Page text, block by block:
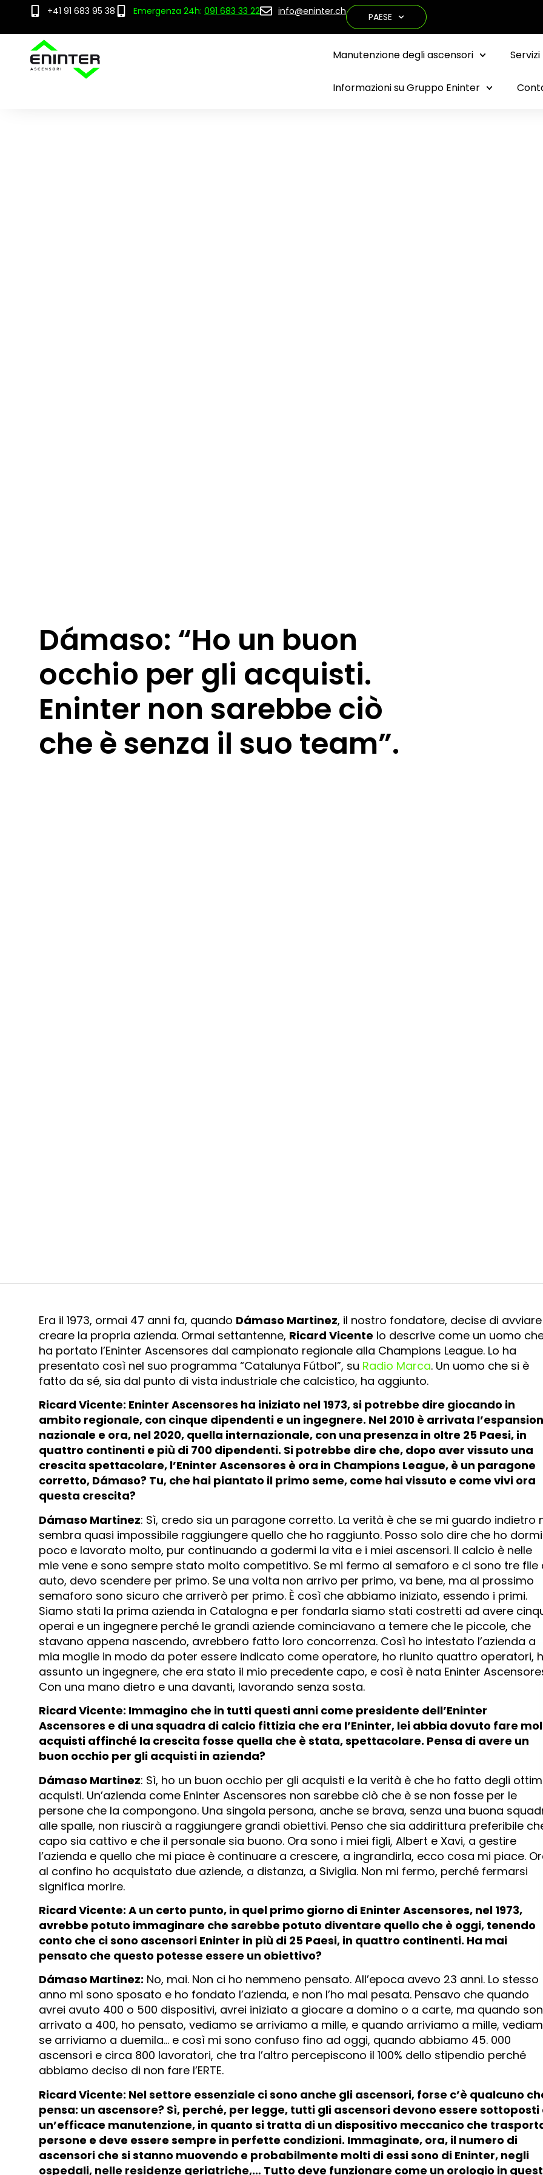
+41 91 683 95 38 Emergenza 24h: 091 683 33 22 info@eninter.ch PAESE
Manutenzione degli ascensori Servizi
Informazioni su Gruppo Eninter
Dámaso: “Ho un buon
occhio per gli acquisti.
Eninter non sarebbe ciò
che è senza il suo team”.
Era il 1973, ormai 47 anni fa, quando Dámaso Martinez, il nostro fondatore, decise di
creare la propria azienda. Ormai settantenne, Ricard Vicente lo descrive come un uomo
ha portato l’Eninter Ascensores dal campionato regionale alla Champions League. Lo ha
presentato così nel suo programma “Catalunya Fútbol”, su Radio Marca. Un uomo che si è
fatto da sé, sia dal punto di vista industriale che calcistico, ha aggiunto.
Ricard Vicente: Eninter Ascensores ha iniziato nel 1973, si potrebbe dire giocando in
ambito regionale, con cinque dipendenti e un ingegnere. Nel 2010 è arrivata
nazionale e ora, nel 2020, quella internazionale, con una presenza in oltre 25 Paesi, in
quattro continenti e più di 700 dipendenti. Si potrebbe dire che, dopo aver vissuto una
crescita spettacolare, l’Eninter Ascensores è ora in Champions League, è un paragone
corretto, Dámaso? Tu, che hai piantato il primo seme, come hai vissuto e come vivi ora
questa crescita?
Dámaso Martinez: Sì, credo sia un paragone corretto. La verità è che se mi guardo indietro
sembra quasi impossibile raggiungere quello che ho raggiunto. Posso solo dire che ho
poco e lavorato molto, pur continuando a godermi la vita e i miei ascensori. Il calcio è nelle
mie vene e sono sempre stato molto competitivo. Se mi fermo al semaforo e ci sono tre file
auto, devo scendere per primo. Se una volta non arrivo per primo, va bene, ma al prossimo
semaforo sono sicuro che arriverò per primo. È così che abbiamo iniziato, essendo i primi.
Siamo stati la prima azienda in Catalogna e per fondarla siamo stati costretti ad avere
operai e un ingegnere perché le grandi aziende cominciavano a temere che le piccole, che
stavano appena nascendo, avrebbero fatto loro concorrenza. Così ho intestato l’azienda a
mia moglie in modo da poter essere indicato come operatore, ho riunito quattro operatori,
assunto un ingegnere, che era stato il mio precedente capo, e così è nata Eninter
Con una mano dietro e una davanti, lavorando senza sosta.
Ricard Vicente: Immagino che in tutti questi anni come presidente dell’Eninter
Ascensores e di una squadra di calcio fittizia che era l’Eninter, lei abbia dovuto fare
acquisti affinché la crescita fosse quella che è stata, spettacolare. Pensa di avere un
buon occhio per gli acquisti in azienda?
Dámaso Martinez: Sì, ho un buon occhio per gli acquisti e la verità è che ho fatto degli
acquisti. Un’azienda come Eninter Ascensores non sarebbe ciò che è se non fosse per le
persone che la compongono. Una singola persona, anche se brava, senza una buona
alle spalle, non riuscirà a raggiungere grandi obiettivi. Penso che sia addirittura preferibile
capo sia cattivo e che il personale sia buono. Ora sono i miei figli, Albert e Xavi, a gestire
l’azienda e quello che mi piace è continuare a crescere, a ingrandirla, ecco cosa mi piace.
al confino ho acquistato due aziende, a distanza, a Siviglia. Non mi fermo, perché fermarsi
significa morire.
Ricard Vicente: A un certo punto, in quel primo giorno di Eninter Ascensores, nel 1973,
avrebbe potuto immaginare che sarebbe potuto diventare quello che è oggi, tenendo
conto che ci sono ascensori Eninter in più di 25 Paesi, in quattro continenti. Ha mai
pensato che questo potesse essere un obiettivo?
Dámaso Martinez: No, mai. Non ci ho nemmeno pensato. All’epoca avevo 23 anni. Lo stesso
anno mi sono sposato e ho fondato l’azienda, e non l’ho mai pesata. Pensavo che quando
avrei avuto 400 o 500 dispositivi, avrei iniziato a giocare a domino o a carte, ma quando
arrivato a 400, ho pensato, vediamo se arriviamo a mille, e quando arriviamo a mille,
se arriviamo a duemila… e così mi sono confuso fino ad oggi, quando abbiamo 45. 000
ascensori e circa 800 lavoratori, che tra l’altro percepiscono il 100% dello stipendio perché
abbiamo deciso di non fare l’ERTE.
Ricard Vicente: Nel settore essenziale ci sono anche gli ascensori, forse c’è qualcuno
pensa: un ascensore? Sì, perché, per legge, tutti gli ascensori devono essere sottoposti
un’efficace manutenzione, in quanto si tratta di un dispositivo meccanico che
persone e deve essere sempre in perfette condizioni. Immaginate, ora, il numero di
ascensori che si stanno muovendo e probabilmente molti di essi sono di Eninter, negli
ospedali, nelle residenze geriatriche,… Tutto deve funzionare come un orologio in